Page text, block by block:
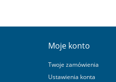
Moje konto
Twoje zamówienia
Ustawienia konta